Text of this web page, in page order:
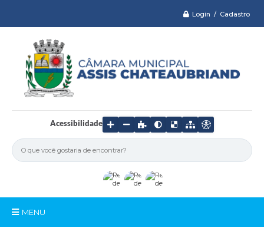
Login / Cadastro
Acessibilidade
MENU